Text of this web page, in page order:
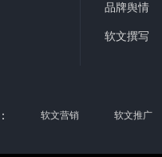
品牌舆情
软文撰写
软文营销 软文推广